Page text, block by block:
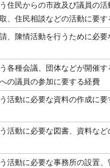
住民からの市政及び議員の活
、住民相談などの活動に要す
、陳情活動を行うために必要
各種会議、団体などが開催
の議員の参加に要する経費
活動に必要な資料の作成に要
活動に必要な図書、資料な
活動に必要な事務所の設置